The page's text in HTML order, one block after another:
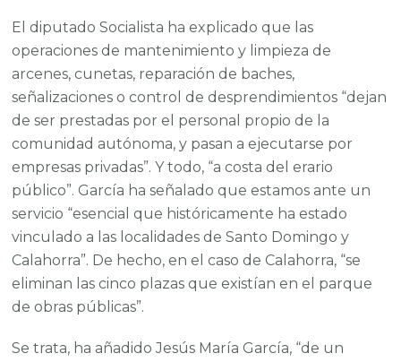
El diputado Socialista ha explicado que las
operaciones de mantenimiento y limpieza de
arcenes, cunetas, reparación de baches,
señalizaciones o control de desprendimientos “dejan
de ser prestadas por el personal propio de la
comunidad autónoma, y pasan a ejecutarse por
empresas privadas”. Y todo, “a costa del erario
público”. García ha señalado que estamos ante un
servicio “esencial que históricamente ha estado
vinculado a las localidades de Santo Domingo y
Calahorra”. De hecho, en el caso de Calahorra, “se
eliminan las cinco plazas que existían en el parque
de obras públicas”.
Se trata, ha añadido Jesús María García, “de un